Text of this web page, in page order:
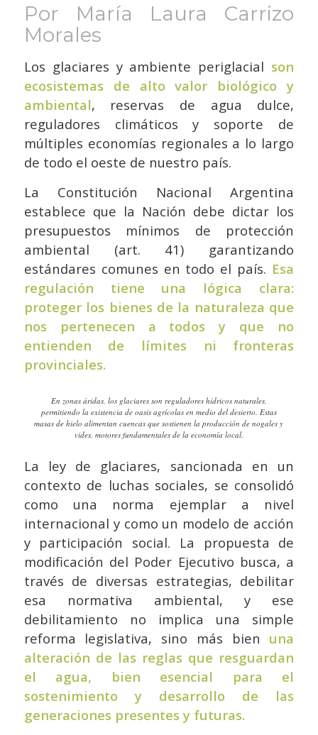
Por María Laura Carrizo
Morales
Los glaciares y ambiente periglacial son
ecosistemas de alto valor biológico y
ambiental, reservas de agua dulce,
reguladores climáticos y soporte de
múltiples economías regionales a lo largo
de todo el oeste de nuestro país.
La Constitución Nacional Argentina
establece que la Nación debe dictar los
presupuestos mínimos de protección
ambiental (art. 41) garantizando
estándares comunes en todo el país. Esa
regulación tiene una lógica clara:
proteger los bienes de la naturaleza que
nos pertenecen a todos y que no
entienden de límites ni fronteras
provinciales.
En zonas áridas, los glaciares son reguladores hídricos naturales,
permitiendo la existencia de oasis agrícolas en medio del desierto. Estas
masas de hielo alimentan cuencas que sostienen la producción de nogales y
vides, motores fundamentales de la economía local.
La ley de glaciares, sancionada en un
contexto de luchas sociales, se consolidó
como una norma ejemplar a nivel
internacional y como un modelo de acción
y participación social. La propuesta de
modificación del Poder Ejecutivo busca, a
través de diversas estrategias, debilitar
esa normativa ambiental, y ese
debilitamiento no implica una simple
reforma legislativa, sino más bien una
alteración de las reglas que resguardan
el agua, bien esencial para el
sostenimiento y desarrollo de las
generaciones presentes y futuras.